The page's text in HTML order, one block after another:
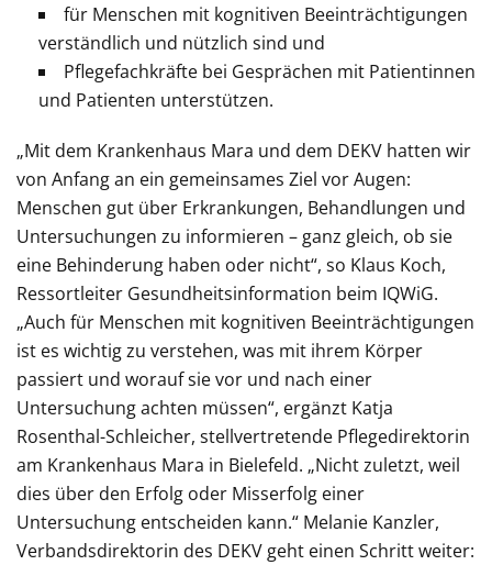
für Menschen mit kognitiven Beeinträchtigungen
verständlich und nützlich sind und
Pflegefachkräfte bei Gesprächen mit Patientinnen
und Patienten unterstützen.
„Mit dem Krankenhaus Mara und dem DEKV hatten wir
von Anfang an ein gemeinsames Ziel vor Augen:
Menschen gut über Erkrankungen, Behandlungen und
Untersuchungen zu informieren – ganz gleich, ob sie
eine Behinderung haben oder nicht“, so Klaus Koch,
Ressortleiter Gesundheitsinformation beim IQWiG.
„Auch für Menschen mit kognitiven Beeinträchtigungen
ist es wichtig zu verstehen, was mit ihrem Körper
passiert und worauf sie vor und nach einer
Untersuchung achten müssen“, ergänzt Katja
Rosenthal-Schleicher, stellvertretende Pflegedirektorin
am Krankenhaus Mara in Bielefeld. „Nicht zuletzt, weil
dies über den Erfolg oder Misserfolg einer
Untersuchung entscheiden kann.“ Melanie Kanzler,
Verbandsdirektorin des DEKV geht einen Schritt weiter: